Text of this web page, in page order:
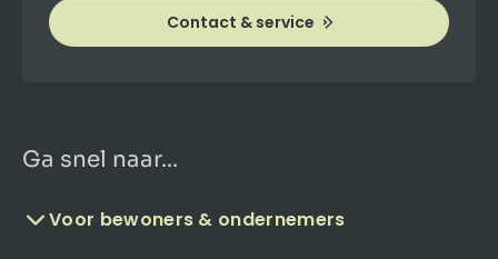
Contact & service
Ga snel naar...
Voor bewoners & ondernemers